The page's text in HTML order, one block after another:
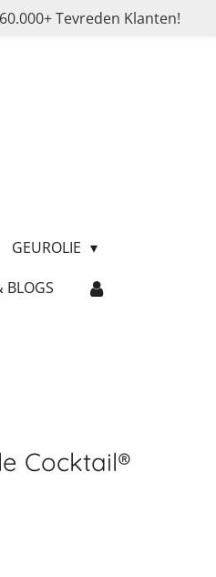
60.000+ Tevreden Klanten!
GEUROLIE
BLOGS
Cocktail®